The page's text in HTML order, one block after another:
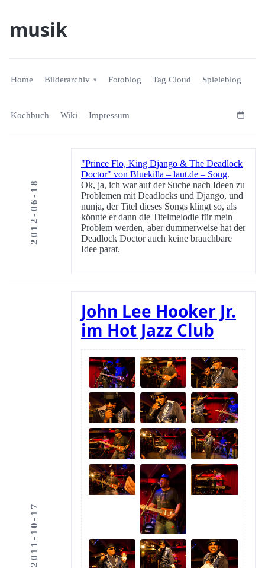
musik
Home Bilderarchiv Fotoblog Tag Cloud Spieleblog
Kochbuch Wiki Impressum
2012-06-18
"Prince Flo, King Django & The Deadlock
Doctor" von Bluekilla – laut.de – Song.
Ok, ja, ich war auf der Suche nach Ideen zu
Problemen mit Deadlocks und Django, und
nunja, der Titel dieses Songs klingt so, als
könnte er dann die Titelmelodie für mein
Problem werden, aber dummerweise hat der
Deadlock Doctor auch keine brauchbare
Idee parat.
2011-10-17
John Lee Hooker Jr.
im Hot Jazz Club